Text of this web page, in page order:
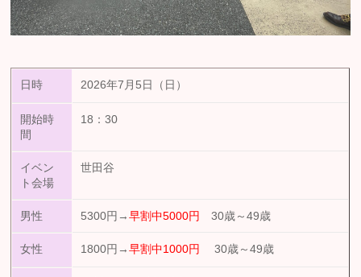
日時 2026年7月5日（日）
開始時
間
18：30
イベン
ト会場
世田谷
男性 5300円→早割中5000円 30歳～49歳
女性 1800円→早割中1000円 30歳～49歳